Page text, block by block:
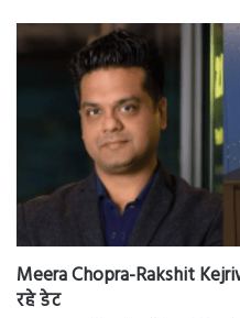
Meera Chopra-Rakshit
रहे डेट